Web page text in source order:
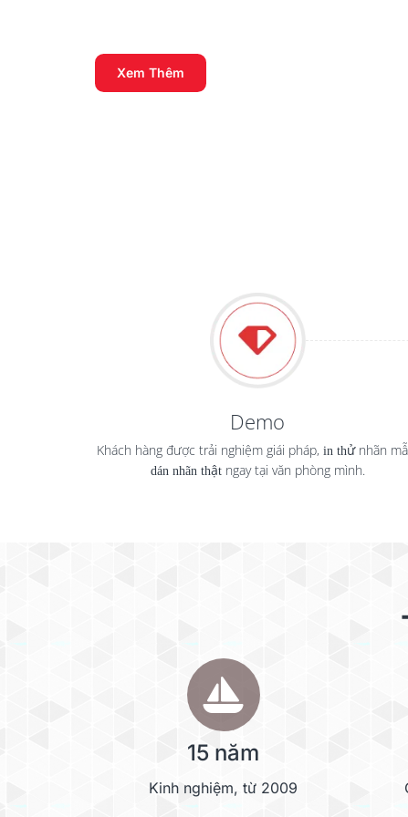
Xem Thêm
Demo
Khách hàng được trải nghiệm giái pháp, in thửnhãn
dán nhãn thậtngay tại văn phòng mình.
15 năm
Kinh nghiệm, từ 2009